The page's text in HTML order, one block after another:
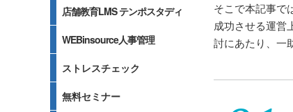
そこで本記事で
成功させる運営
討にあたり、一
店舗教育LMS テンポスタディ
WEBinsource人事管理
ストレスチェック
無料セミナー